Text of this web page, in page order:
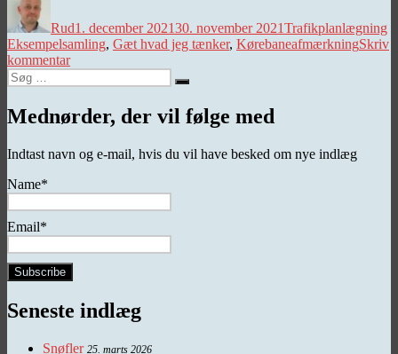
Rud1. december 202130. november 2021Trafikplanlægning
Eksempelsamling, Gæt hvad jeg tænker, KørebaneafmærkningSkriv
kommentartil
Gæt,
hvad
tænker
Søg
efter:
Søg
Mednørder, der vil følge med
Indtast navn og e-mail, hvis du vil have besked om nye indlæg
Name*
Email*
Seneste indlæg
Snøfler 25. marts 2026